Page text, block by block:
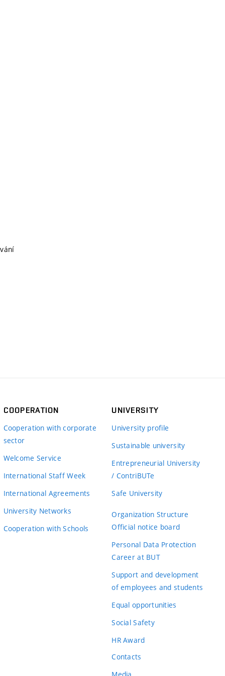
COOPERATION
Cooperation with corporate
sector
Welcome Service
International Staff Week
International Agreements
University Networks
Cooperation with Schools
UNIVERSITY
University profile
Sustainable university
Entrepreneurial University
/ ContriBUTe
Safe University
Organization Structure
Official notice board
Personal Data Protection
Career at BUT
Support and development
of employees and students
Equal opportunities
Social Safety
HR Award
Contacts